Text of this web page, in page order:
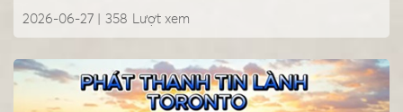
2026-06-27 | Lượt xem
358